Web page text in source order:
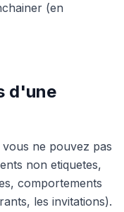
(en
d'une
vous ne pouvez pas
non etiquetes,
comportements
les invitations).